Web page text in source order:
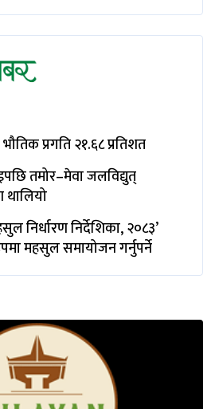
प्रगति २१.६८ प्रतिशत
तमोर–मेवा जलविद्युत्
थालियो
निर्धारण निर्देशिका, २०८३’
महसुल समायोजन गर्नुपर्ने